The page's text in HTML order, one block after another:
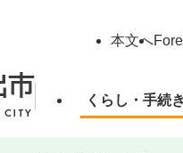
本文へ
くらし・手続き